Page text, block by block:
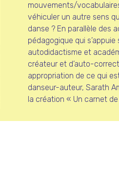
mouvements/
véhiculer un autre sens
danse ? En parallèle des
pédagogique qui
autodidactisme et
créateur et d’auto-
appropriation de ce qui
danseur-auteur, Sarath
la création « Un carnet